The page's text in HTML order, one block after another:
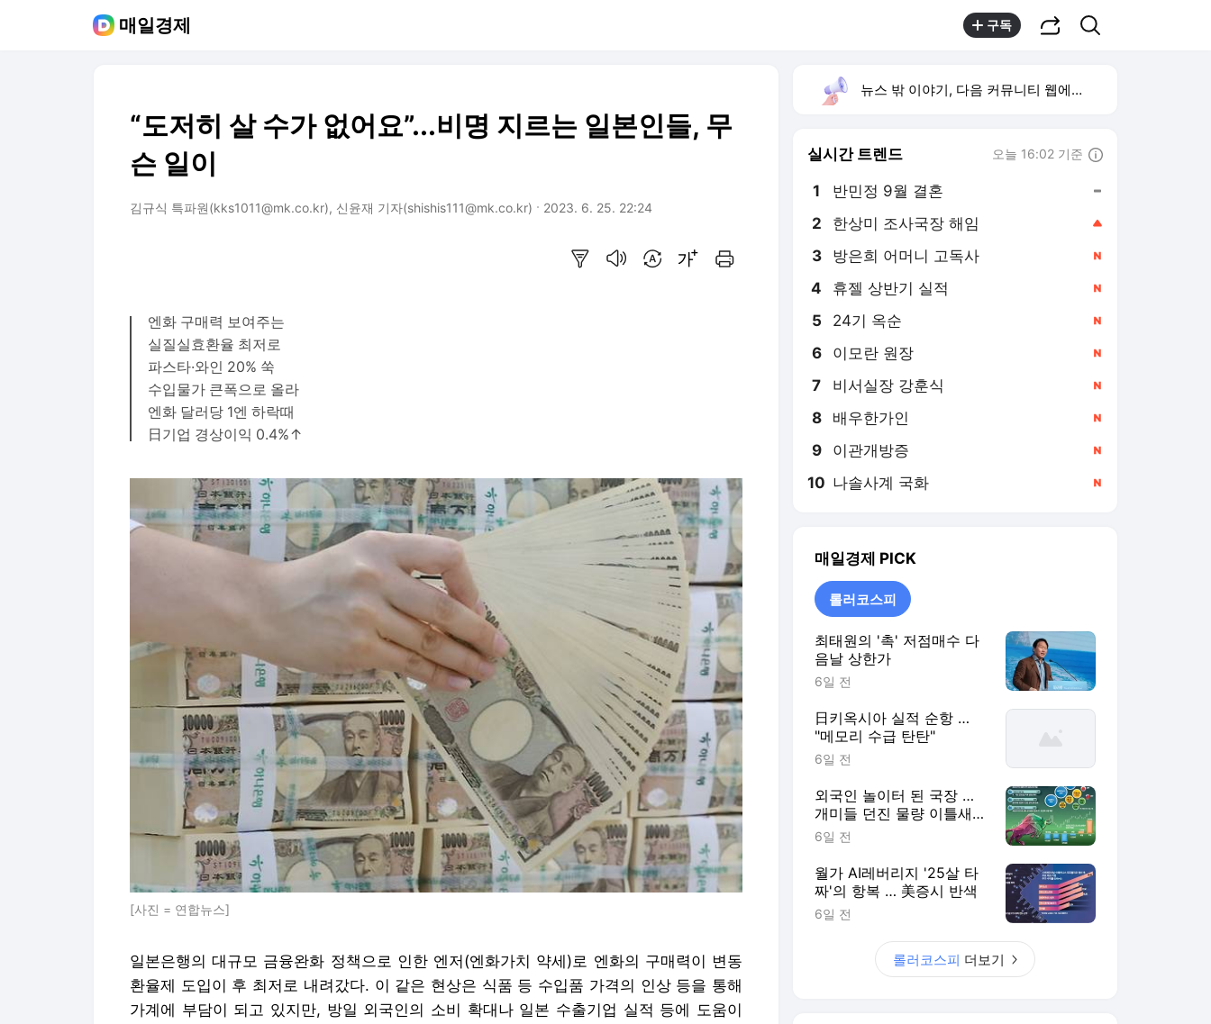
매일경제 구독
“도저히 살 수가 없어요”...비명 지르는 일본인들, 무
슨 일이
김규식 특파원(kks1011@mk.co.kr), 신윤재 기자(shishis111@mk.co.kr) 2023. 6. 25. 22:24
엔화 구매력 보여주는
실질실효환율 최저로
파스타·와인 20% 쑥
수입물가 큰폭으로 올라
엔화 달러당 1엔 하락때
日기업 경상이익 0.4%↑
[사진 = 연합뉴스]
일본은행의 대규모 금융완화 정책으로 인한 엔저(엔화가치 약세)로 엔화의 구매력이 변동
환율제 도입이 후 최저로 내려갔다. 이 같은 현상은 식품 등 수입품 가격의 인상 등을 통해
가계에 부담이 되고 있지만, 방일 외국인의 소비 확대나 일본 수출기업 실적 등에 도움이
뉴스 밖 이야기, 다음 커뮤니티 웹에서 보기
실시간 트렌드 오늘 16:02 기준
1 반민정 9월 결혼
2 한상미 조사국장 해임
3 방은희 어머니 고독사
4 휴젤 상반기 실적
5 24기 옥순
6 이모란 원장
7 비서실장 강훈식
8 배우한가인
9 이관개방증
10 나솔사계 국화
매일경제 PICK
롤러코스피
최태원의 '촉' 저점매수 다
음날 상한가
6일 전
日키옥시아 실적 순항 …
"메모리 수급 탄탄"
6일 전
외국인 놀이터 된 국장 …
개미들 던진 물량 이틀새
8.5조 쓸어담아
6일 전
월가 AI레버리지 '25살 타
짜'의 항복 … 美증시 반색
6일 전
롤러코스피 더보기